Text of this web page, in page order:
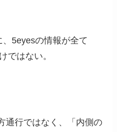
5eyesの情報が全て
ではない。
通行ではなく、「内側の